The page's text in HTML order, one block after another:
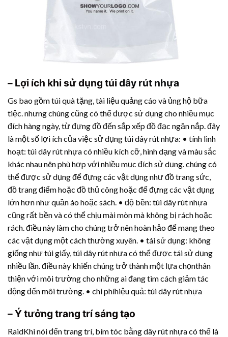
– Lợi ích khi sử dụng túi dây rút nhựa
Gs bao gồm túi quà tặng, tài liệu quảng cáo và ủng hộ bữa
tiệc. nhưng chúng cũng có thể được sử dụng cho nhiều mục
đích hàng ngày, từ đựng đồ đến sắp xếp đồ đạc ngăn nắp. đây
là một số lợi ích của việc sử dụng túidây rút nhựa: • tính linh
hoạt: túidây rút nhựacó nhiều kích cỡ, hình dạng và màu sắc
khác nhau nên phù hợp với nhiều mục đích sử dụng. chúng có
thể được sử dụng để đựng các vật dụng như đồ trang sức,
đồ trang điểm hoặc đồ thủ công hoặc để đựng các vật dụng
lớn hơn như quần áo hoặc sách. • độ bền: túidây rút nhựa
cũng rất bền và có thể chịu mài mòn mà không bị rách hoặc
rách. điều này làm cho chúng trở nên hoàn hảo để mang theo
các vật dụng một cách thường xuyên. • tái sử dụng: không
giống như túi giấy, túidây rút nhựacó thể được tái sử dụng
nhiều lần. điều này khiến chúng trở thành một lựa chọnthân
thiện với môi trường cho những ai đang tìm cách giảm tác
động đến môi trường. • chi phíhiệu quả: túidây rút nhựa
– Ý tưởng trang trí sáng tạo
RaidKhi nói đến trang trí, bím tóc bằngdây rút nhựacó thể là